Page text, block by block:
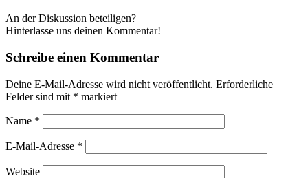
An der Diskussion beteiligen?
Hinterlasse uns deinen Kommentar!
Schreibe einen Kommentar
Deine E-Mail-Adresse wird nicht veröffentlicht. Erforderliche
Felder sind mit * markiert
Name *
E-Mail-Adresse *
Website